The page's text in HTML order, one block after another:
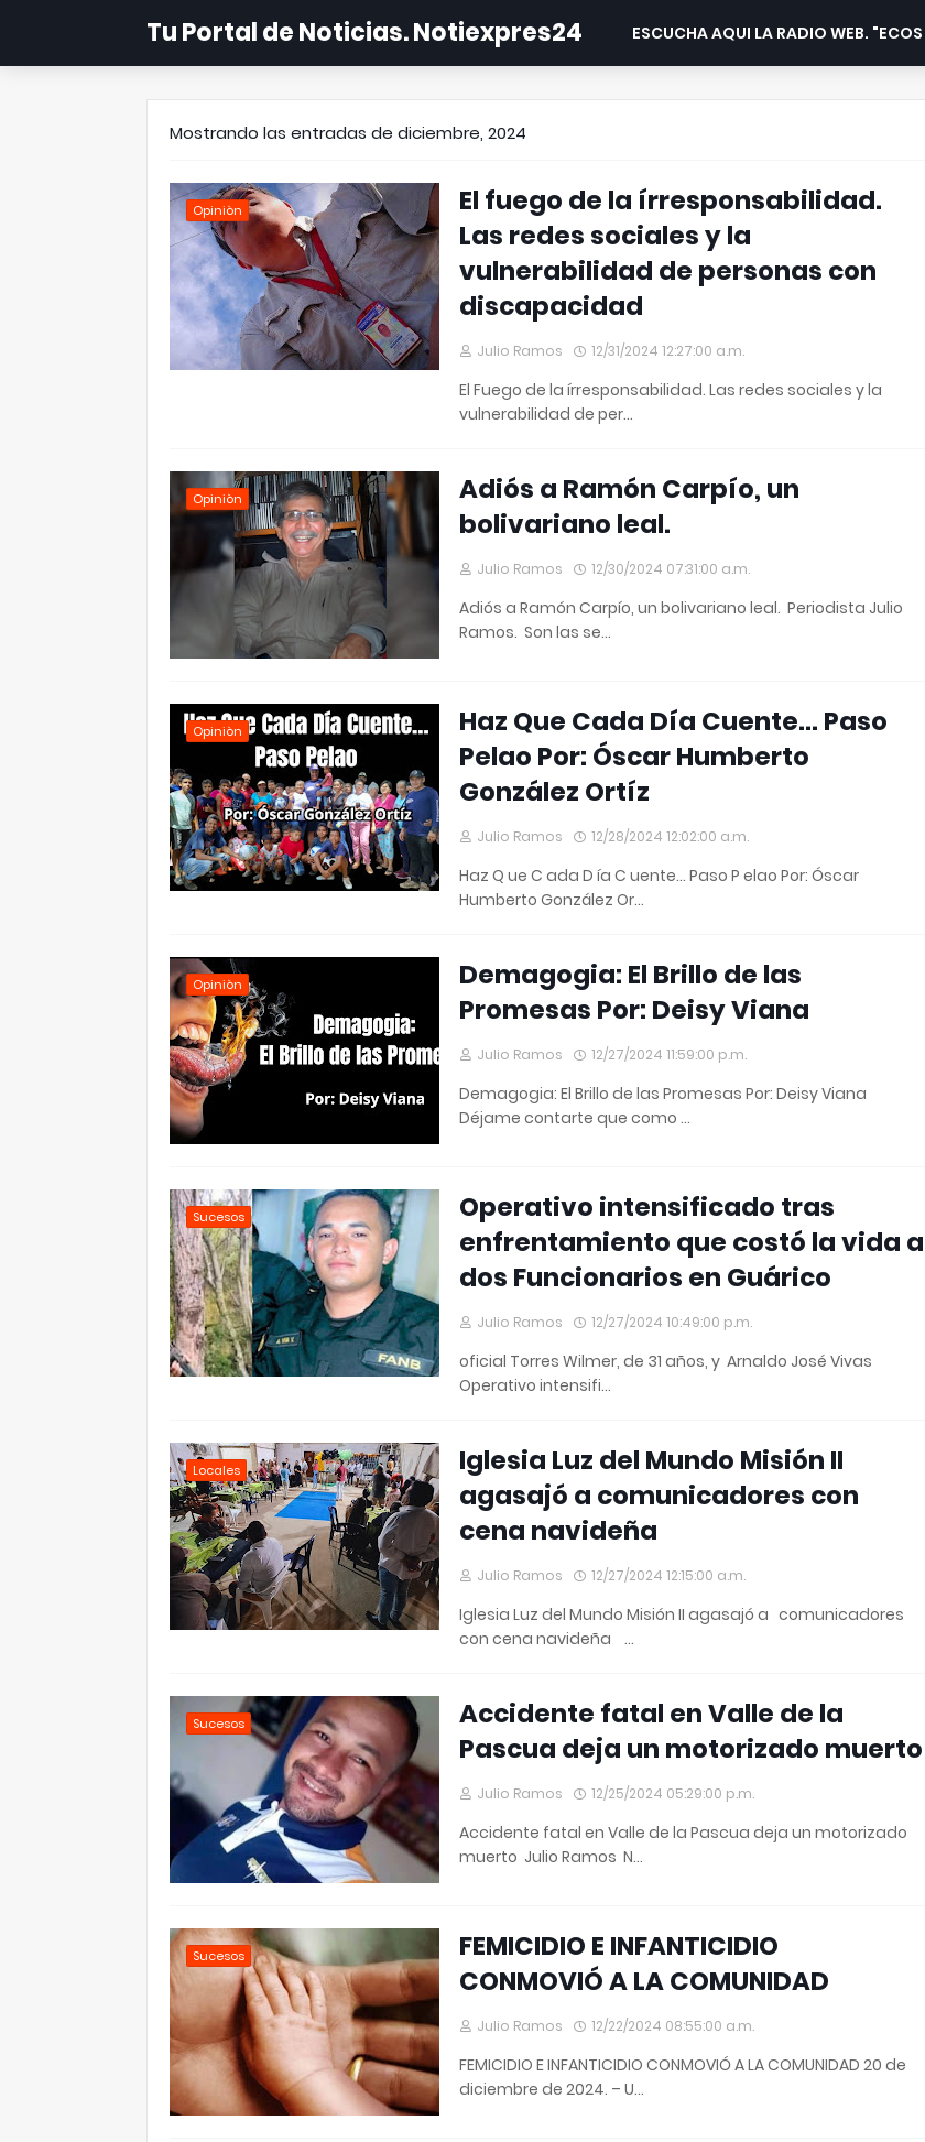
Tu Portal de Noticias. Notiexpres24 ESCUCHA AQUI LA RADIO WEB.
Mostrando las entradas de diciembre, 2024
Opiniòn
El fuego de la írresponsabilidad.
Las redes sociales y la
vulnerabilidad de personas con
discapacidad
Julio Ramos 12/31/2024 12:27:00 a.m.
El Fuego de la írresponsabilidad. Las redes sociales y la
vulnerabilidad de per…
Opiniòn
Adiós a Ramón Carpío, un
bolivariano leal.
Julio Ramos 12/30/2024 07:31:00 a.m.
Adiós a Ramón Carpío, un bolivariano leal. Periodista Julio
Ramos. Son las se…
Opiniòn
Haz Que Cada Día Cuente… Paso
Pelao Por: Óscar Humberto
González Ortíz
Julio Ramos 12/28/2024 12:02:00 a.m.
Haz Q ue C ada D ía C uente… Paso P elao Por: Óscar
Humberto González Or…
Opiniòn
Demagogia: El Brillo de las
Promesas Por: Deisy Viana
Julio Ramos 12/27/2024 11:59:00 p.m.
Demagogia: El Brillo de las Promesas Por: Deisy Viana
Déjame contarte que como …
Sucesos
Operativo intensificado tras
enfrentamiento que costó la vida a
dos Funcionarios en Guárico
Julio Ramos 12/27/2024 10:49:00 p.m.
oficial Torres Wilmer, de 31 años, y Arnaldo José Vivas
Operativo intensifi…
Locales
Iglesia Luz del Mundo Misión II
agasajó a comunicadores con
cena navideña
Julio Ramos 12/27/2024 12:15:00 a.m.
Iglesia Luz del Mundo Misión II agasajó a comunicadores
con cena navideña …
Sucesos
Accidente fatal en Valle de la
Pascua deja un motorizado muerto
Julio Ramos 12/25/2024 05:29:00 p.m.
Accidente fatal en Valle de la Pascua deja un motorizado
muerto Julio Ramos N…
Sucesos
FEMICIDIO E INFANTICIDIO
CONMOVIÓ A LA COMUNIDAD
Julio Ramos 12/22/2024 08:55:00 a.m.
FEMICIDIO E INFANTICIDIO CONMOVIÓ A LA COMUNIDAD 20 de
diciembre de 2024. – U…